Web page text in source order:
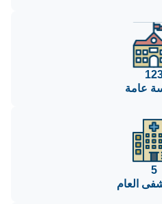
عامة
5
العام